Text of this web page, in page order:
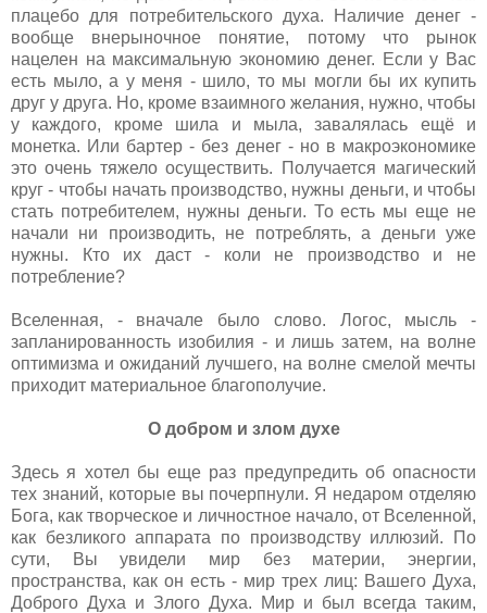
плацебо для потребительского духа. Наличие денег -
вообще внерыночное понятие, потому что рынок
нацелен на максимальную экономию денег. Если у Вас
есть мыло, а у меня - шило, то мы могли бы их купить
друг у друга. Но, кроме взаимного желания, нужно, чтобы
у каждого, кроме шила и мыла, завалялась ещё и
монетка. Или бартер - без денег - но в макроэкономике
это очень тяжело осуществить. Получается магический
круг - чтобы начать производство, нужны деньги, и чтобы
стать потребителем, нужны деньги. То есть мы еще не
начали ни производить, не потреблять, а деньги уже
нужны. Кто их даст - коли не производство и не
потребление?
Вселенная, - вначале было слово. Логос, мысль -
запланированность изобилия - и лишь затем, на волне
оптимизма и ожиданий лучшего, на волне смелой мечты
приходит материальное благополучие.
О добром и злом духе
Здесь я хотел бы еще раз предупредить об опасности
тех знаний, которые вы почерпнули. Я недаром отделяю
Бога, как творческое и личностное начало, от Вселенной,
как безликого аппарата по производству иллюзий. По
сути, Вы увидели мир без материи, энергии,
пространства, как он есть - мир трех лиц: Вашего Духа,
Доброго Духа и Злого Духа. Мир и был всегда таким,